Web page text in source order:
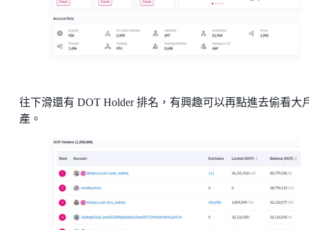
往下滑還有 DOT Holder 排名，有興趣可以再點進去偷看大
產。